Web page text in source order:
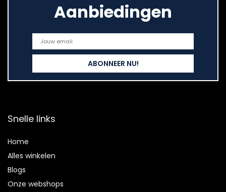
Aanbiedingen
Snelle links
Home
Alles winkelen
Blogs
Onze webshops